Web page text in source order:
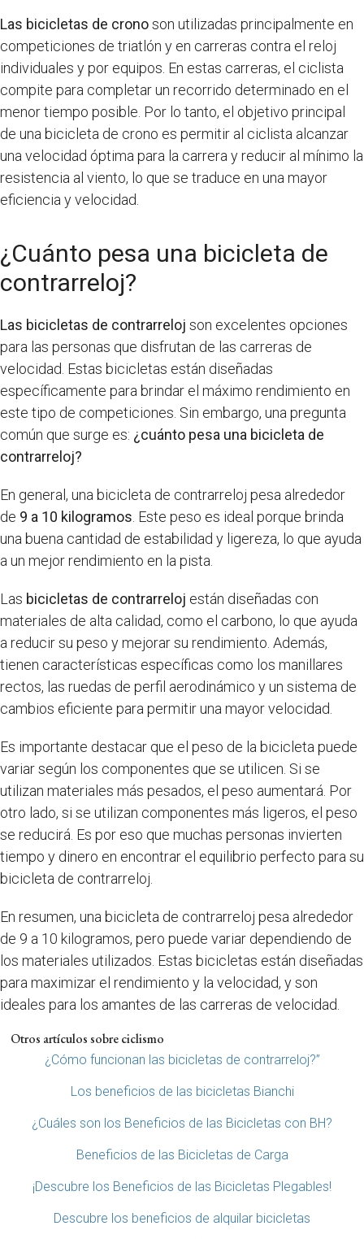
Las bicicletas de cronoson utilizadas principalmente en
competiciones de triatlón y en carreras contra el reloj
individuales y por equipos. En estas carreras, el ciclista
compite para completar un recorrido determinado en el
menor tiempo posible. Por lo tanto, el objetivo principal
de una bicicleta de crono es permitir al ciclista alcanzar
una velocidad óptima para la carrera y reducir al mínimo la
resistencia al viento, lo que se traduce en una mayor
eficiencia y velocidad.
¿Cuánto pesa una bicicleta de
contrarreloj?
Las bicicletas de contrarreloj son excelentes opciones
para las personas que disfrutan de las carreras de
velocidad. Estas bicicletas están diseñadas
específicamente para brindar el máximo rendimiento en
este tipo de competiciones. Sin embargo, una pregunta
común que surge es: ¿cuánto pesa una bicicleta de
contrarreloj?
En general, una bicicleta de contrarreloj pesa alrededor
de 9 a 10 kilogramos . Este peso es ideal porque brinda
una buena cantidad de estabilidad y ligereza, lo que ayuda
a un mejor rendimiento en la pista.
Las bicicletas de contrarreloj están diseñadas con
materiales de alta calidad, como el carbono, lo que ayuda
a reducir su peso y mejorar su rendimiento. Además,
tienen características específicas como los manillares
rectos, las ruedas de perfil aerodinámico y un sistema de
cambios eficiente para permitir una mayor velocidad.
Es importante destacar que el peso de la bicicleta puede
variar según los componentes que se utilicen. Si se
utilizan materiales más pesados, el peso aumentará. Por
otro lado, si se utilizan componentes más ligeros, el peso
se reducirá. Es por eso que muchas personas invierten
tiempo y dinero en encontrar el equilibrio perfecto para su
bicicleta de contrarreloj.
En resumen, una bicicleta de contrarreloj pesa alrededor
de 9 a 10 kilogramos, pero puede variar dependiendo de
los materiales utilizados. Estas bicicletas están diseñadas
para maximizar el rendimiento y la velocidad, y son
ideales para los amantes de las carreras de velocidad.
Otros artículos sobre ciclismo
¿Cómo funcionan las bicicletas de contrarreloj?”
Los beneficios de las bicicletas Bianchi
¿Cuáles son los Beneficios de las Bicicletas con BH?
Beneficios de las Bicicletas de Carga
¡Descubre los Beneficios de las Bicicletas Plegables!
Descubre los beneficios de alquilar bicicletas